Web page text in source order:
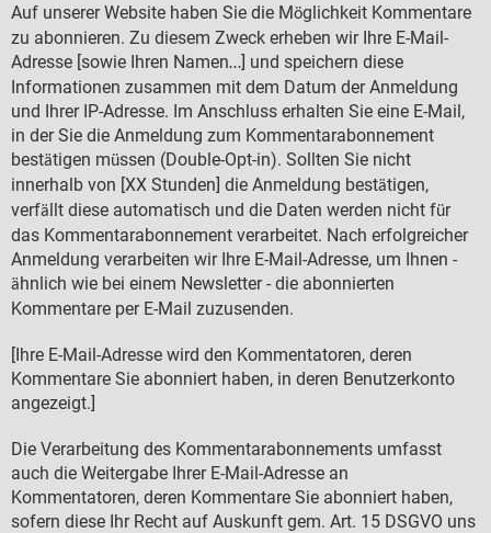
Auf unserer Website haben Sie die Möglichkeit Kommentare
zu abonnieren. Zu diesem Zweck erheben wir Ihre E-Mail-
Adresse [sowie Ihren Namen…] und speichern diese
Informationen zusammen mit dem Datum der Anmeldung
und Ihrer IP-Adresse. Im Anschluss erhalten Sie eine E-Mail,
in der Sie die Anmeldung zum Kommentarabonnement
bestätigen müssen (Double-Opt-in). Sollten Sie nicht
innerhalb von [XX Stunden] die Anmeldung bestätigen,
verfällt diese automatisch und die Daten werden nicht für
das Kommentarabonnement verarbeitet. Nach erfolgreicher
Anmeldung verarbeiten wir Ihre E-Mail-Adresse, um Ihnen -
ähnlich wie bei einem Newsletter - die abonnierten
Kommentare per E-Mail zuzusenden.
[Ihre E-Mail-Adresse wird den Kommentatoren, deren
Kommentare Sie abonniert haben, in deren Benutzerkonto
angezeigt.]
Die Verarbeitung des Kommentarabonnements umfasst
auch die Weitergabe Ihrer E-Mail-Adresse an
Kommentatoren, deren Kommentare Sie abonniert haben,
sofern diese Ihr Recht auf Auskunft gem. Art. 15 DSGVO uns